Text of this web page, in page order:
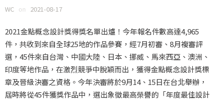
WC on 2021-08-17
2021金點概念設計獎得獎名單出爐！今年報名件數高達4,965
件，共收到來自全球25地的作品參賽，經7月初審、8月複審評
選，45件來自台灣、中國大陸、日本、挪威、馬來西亞、澳洲、
印度等地作品，在激烈競爭中脫穎而出，獲得金點概念設計獎標
章及晉級決審之資格。今年決審將於9月14、15日在台北舉辦，
屆時將從45件獲獎作品中，選出象徵最高榮譽的「年度最佳設計